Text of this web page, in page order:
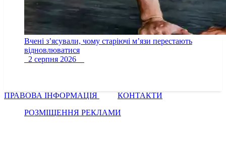
Вчені з’ясували, чому старіючі м’язи перестають
відновлюватися
2 серпня 2026
ПРАВОВА ІНФОРМАЦІЯ
КОНТАКТИ
РОЗМІЩЕННЯ РЕКЛАМИ